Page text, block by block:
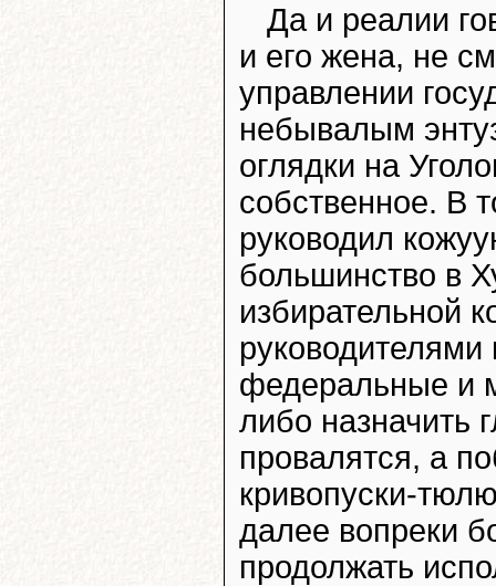
Да и реалии
и его жена, не
управлении
небывалым
оглядки на
собственное. В
руководил
большинство в
избирательной
руководителями
федеральные и
либо назначить
провалятся, а
кривопуски-
далее вопреки
продолжать